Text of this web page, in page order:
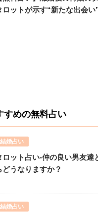
ロットが示す“新たな出会い
すめの無料占い
結婚占い
ロット占い-仲の良い男友達
どうなりますか？
結婚占い